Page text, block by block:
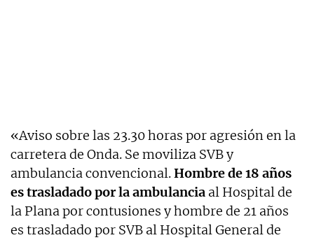
«Aviso sobre las 23.30 horas por agresión en la
carretera de Onda. Se moviliza SVB y
ambulancia convencional.Hombre de 18 años
es trasladado por la ambulancia al Hospital de
la Plana por contusiones y hombre de 21 años
es trasladado por SVB al Hospital General de